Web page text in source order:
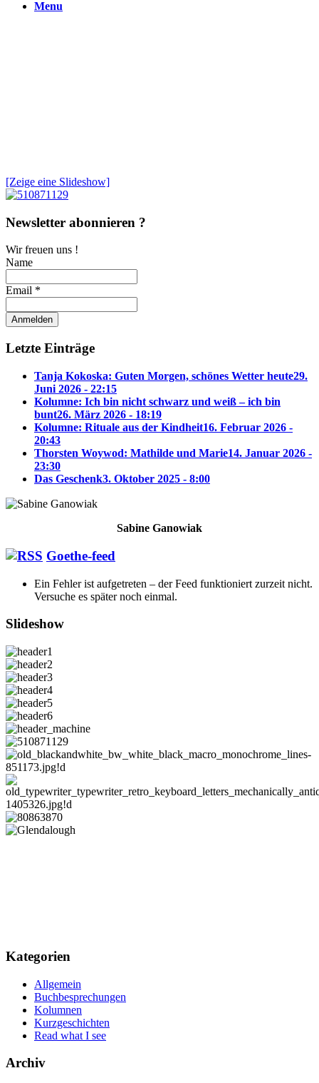
Menu
[Zeige eine Slideshow]
Newsletter abonnieren ?
Wir freuen uns !
Name
Email *
Letzte Einträge
Tanja Kokoska: Guten Morgen, schönes Wetter heute29.
Juni 2026 - 22:15
Kolumne: Ich bin nicht schwarz und weiß – ich bin
bunt26. März 2026 - 18:19
Kolumne: Rituale aus der Kindheit16. Februar 2026 -
20:43
Thorsten Woywod: Mathilde und Marie14. Januar 2026 -
23:30
Das Geschenk3. Oktober 2025 - 8:00
Sabine Ganowiak
Goethe-feed
Ein Fehler ist aufgetreten – der Feed funktioniert zurzeit nicht.
Versuche es später noch einmal.
Slideshow
Kategorien
Allgemein
Buchbesprechungen
Kolumnen
Kurzgeschichten
Read what I see
Archiv